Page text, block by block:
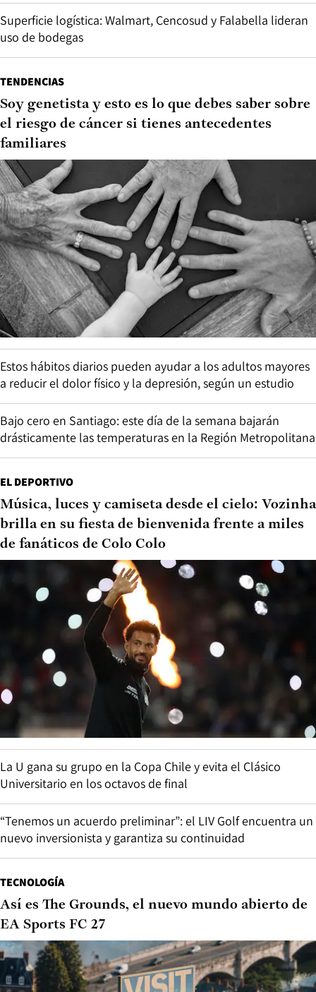
Superficie logística: Walmart, Cencosud y Falabella lideran
uso de bodegas
TENDENCIAS
Soy genetista y esto es lo que debes saber sobre
el riesgo de cáncer si tienes antecedentes
familiares
Estos hábitos diarios pueden ayudar a los adultos mayores
a reducir el dolor físico y la depresión, según un estudio
Bajo cero en Santiago: este día de la semana bajarán
drásticamente las temperaturas en la Región Metropolitana
EL DEPORTIVO
Música, luces y camiseta desde el cielo: Vozinha
brilla en su fiesta de bienvenida frente a miles
de fanáticos de Colo Colo
La U gana su grupo en la Copa Chile y evita el Clásico
Universitario en los octavos de final
“Tenemos un acuerdo preliminar”: el LIV Golf encuentra un
nuevo inversionista y garantiza su continuidad
TECNOLOGÍA
Así es The Grounds, el nuevo mundo abierto de
EA Sports FC 27